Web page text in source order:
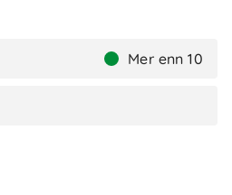
Mer enn 10